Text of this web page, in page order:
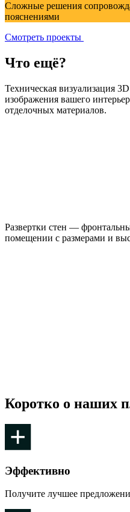
Сложные решения
пояснениями
Смотреть проекты
Что ещё?
Техническая визуализация
изображения вашего
отделочных материалов.
Развертки стен —
помещении с размерами и
Коротко о наших
Эффективно
Получите лучшее